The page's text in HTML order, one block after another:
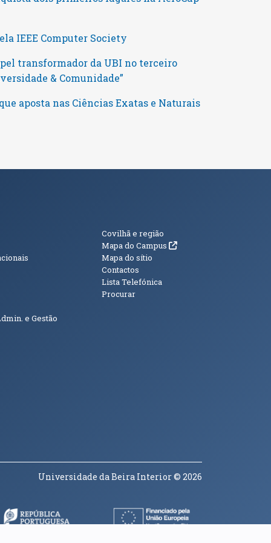
IEEE Computer Society
transformador da UBI no terceiro
& Comunidade”
aposta nas Ciências Exatas e Naturais
e Gestão
Informações
Covilhã e região
Mapa do Campus (abre em nova janela)
Mapa do sítio
Contactos
Lista Telefónica
Procurar
Universidade da Beira Interior© 2026
janela) (abre em nova janela)